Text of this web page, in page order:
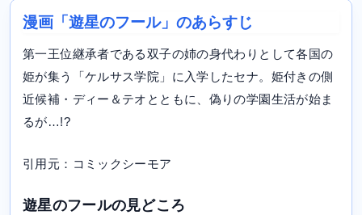
漫画「遊星のフール」のあらすじ
第一王位継承者である双子の姉の身代わりとして各国の
姫が集う「ケルサス学院」に入学したセナ。姫付きの側
近候補・ディー＆テオとともに、偽りの学園生活が始ま
るが…!?
引用元：コミックシーモア
遊星のフールの見どころ